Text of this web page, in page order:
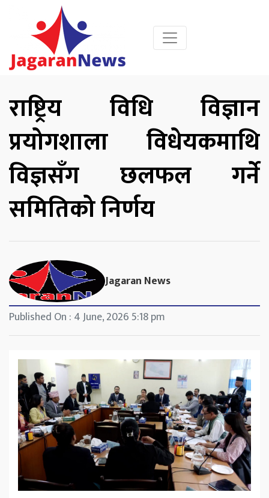
राष्ट्रिय विधि विज्ञान
प्रयोगशाला विधेयकमाथि
विज्ञसँग छलफल गर्ने
समितिको निर्णय
Jagaran News
Published On : 4 June, 2026 5:18 pm